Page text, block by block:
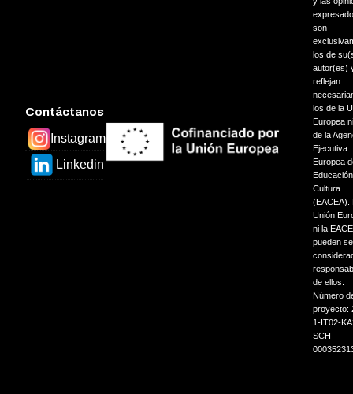
Contáctanos
Instagram
Linkedin
son
los de
autor(es)
reflejan
los de la
Europea
de la
Ejecutiva
Europea
Cultura
(EACEA).
Unión
ni la
pueden
de ellos.
Número
proyecto:
1-IT02-
SCH-